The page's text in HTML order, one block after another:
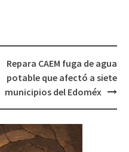
Repara CAEM fuga de agua
potable que afectó a siete
municipios del Edoméx